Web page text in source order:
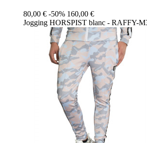
80,00 € -50% 160,00 €
Jogging HORSPIST blanc - RAFFY-